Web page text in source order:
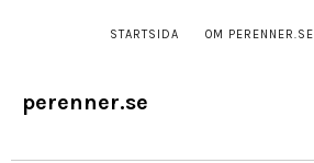
STARTSIDA OM PERENNER.SE
perenner.se